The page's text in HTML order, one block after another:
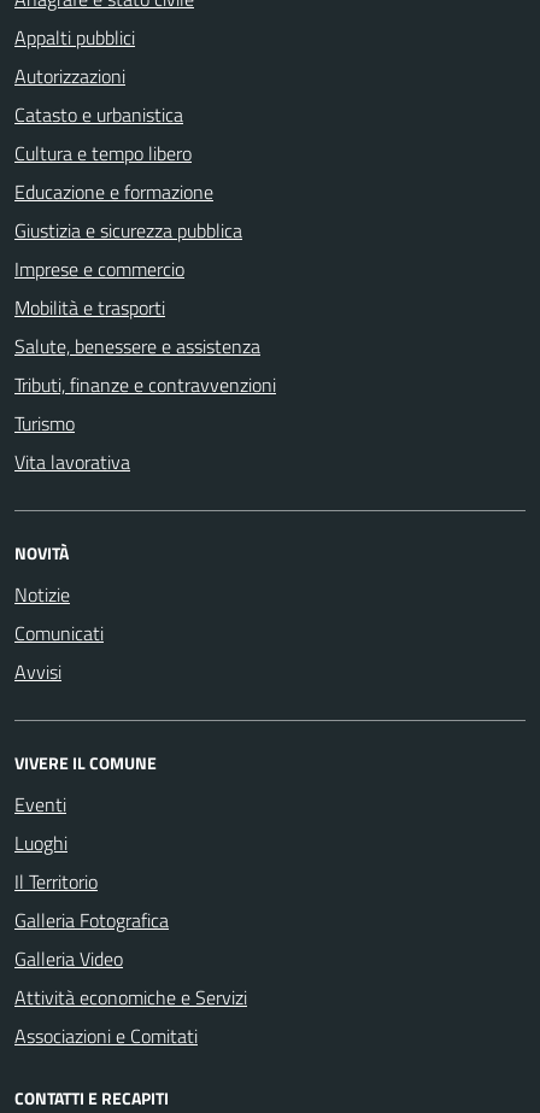
Appalti pubblici
Autorizzazioni
Catasto e urbanistica
Cultura e tempo libero
Educazione e formazione
Giustizia e sicurezza pubblica
Imprese e commercio
Mobilità e trasporti
Salute, benessere e assistenza
Tributi, finanze e contravvenzioni
Turismo
Vita lavorativa
NOVITÀ
Notizie
Comunicati
Avvisi
VIVERE IL COMUNE
Eventi
Luoghi
Il Territorio
Galleria Fotografica
Galleria Video
Attività economiche e Servizi
Associazioni e Comitati
CONTATTI E RECAPITI